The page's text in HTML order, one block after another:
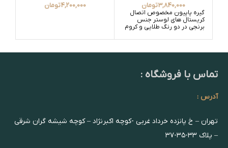
3,840,000تومان
گیره پاپیون مخصوص اتصال
کریستال های لوستر جنس
برنجی در دو رنگ طلایی و کروم
4,200,000تومان
تماس با فروشگاه :
آدرس :
تهران – خ پانزده خرداد غربی -کوچه اکبرنژاد – کوچه شیشه گران شرقی
– پلاک ۳۳-۳۵-۳۷